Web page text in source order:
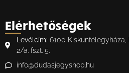
Elérhetőségek
Levélcím: 6100 Kiskunfélegyháza,
2/a. fszt. 5.
info@dudasjegyshop.hu